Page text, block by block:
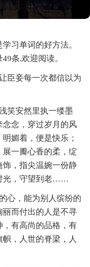
习单词的好方法。
条,欢迎阅读。
臣妾每一次都信以为
笑安然里执一缕墨
念，穿过岁月的风
媚着，便是快乐；
一瓣心香的柔，绽
，指尖温婉一份静
光，守望到老……
心，能为别人缤纷的
而付出的人是不寻
有高尚的品格，有
，人世的脊梁，人